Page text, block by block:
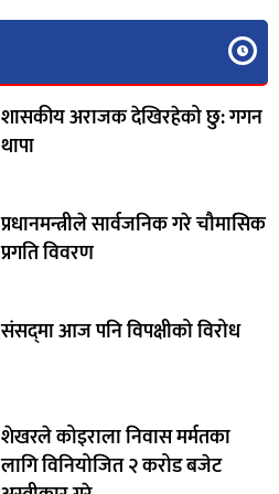
शासकीय अराजक देखिरहेको छु: गगन
थापा
प्रधानमन्त्रीले सार्वजनिक गरे चौमासिक
प्रगति विवरण
संसद्‍मा आज पनि विपक्षीको विरोध
शेखरले कोइराला निवास मर्मतका
लागि विनियोजित २ करोड बजेट